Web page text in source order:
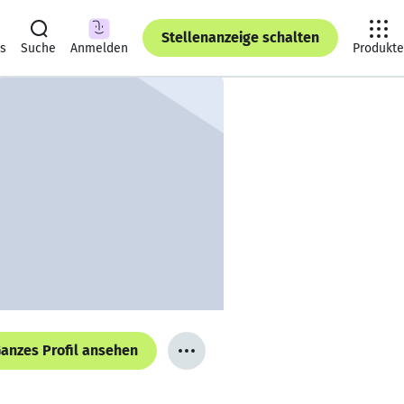
Suche Anmelden
Stellenanzeige schalten
Produkte
Profil ansehen